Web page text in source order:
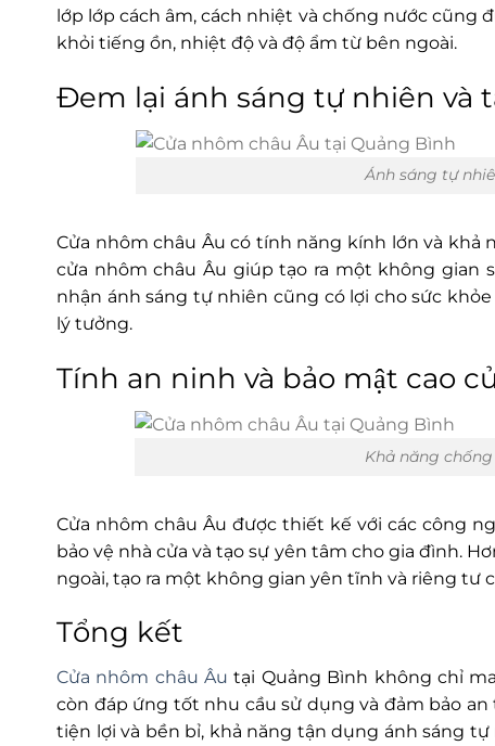
lớp lớp cách âm, cách nhiệt và chống nước cũng
khỏi tiếng ồn, nhiệt độ và độ ẩm từ bên ngoài.
Đem lại ánh sáng tự nhiên và
Ánh sáng tự
Cửa nhôm châu Âu có tính năng kính lớn và
cửa nhôm châu Âu giúp tạo ra một không gian
nhận ánh sáng tự nhiên cũng có lợi cho sức
lý tưởng.
Tính an ninh và bảo mật cao
Khả năng
Cửa nhôm châu Âu được thiết kế với các công
bảo vệ nhà cửa và tạo sự yên tâm cho gia đình.
ngoài, tạo ra một không gian yên tĩnh và riêng tư
Tổng kết
Cửa nhôm châu Âu tại Quảng Bình không chỉ
còn đáp ứng tốt nhu cầu sử dụng và đảm bảo
tiện lợi và bền bỉ, khả năng tận dụng ánh sáng